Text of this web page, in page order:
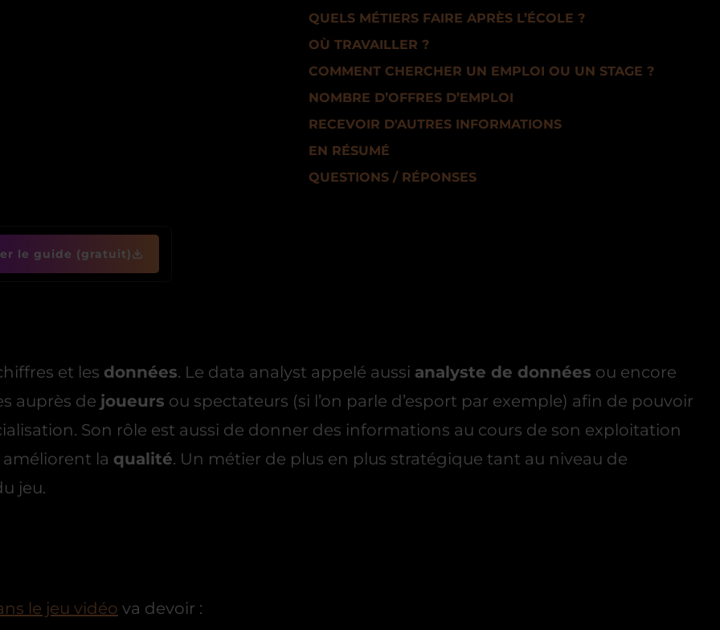
QUELS MÉTIERS FAIRE APRÈS L’ÉCOLE ?
OÙ TRAVAILLER ?
COMMENT CHERCHER UN EMPLOI OU UN STAGE ?
NOMBRE D’OFFRES D’EMPLOI
RECEVOIR D'AUTRES INFORMATIONS
EN RÉSUMÉ
QUESTIONS / RÉPONSES
le guide (gratuit)
et les données. Le data analyst appelé aussi analyste de données ou encore
auprès de joueurs ou spectateurs (si l’on parle d’esport par exemple) afin de pouvoir
Son rôle est aussi de donner des informations au cours de son exploitation
améliorent la qualité. Un métier de plus en plus stratégique tant au niveau de
jeu.
le jeu vidéo va devoir :